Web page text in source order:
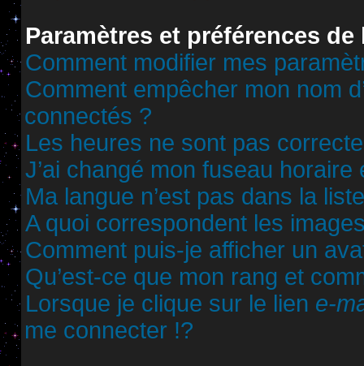
Paramètres et préférences de
Comment modifier mes
Comment empêcher mon nom
connectés ?
Les heures ne sont pas
J’ai changé mon fuseau
Ma langue n’est pas dans la
A quoi correspondent les
Comment puis-je afficher un
Qu’est-ce que mon rang et
Lorsque je clique sur le lien e-
me connecter !?